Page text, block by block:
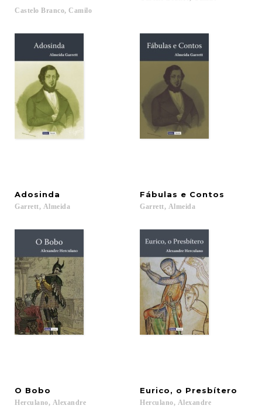
Castelo Branco, Camilo
Adosinda
Garrett, Almeida
Fábulas e Contos
Garrett, Almeida
O Bobo
Herculano, Alexandre
Eurico, o Presbítero
Herculano, Alexandre